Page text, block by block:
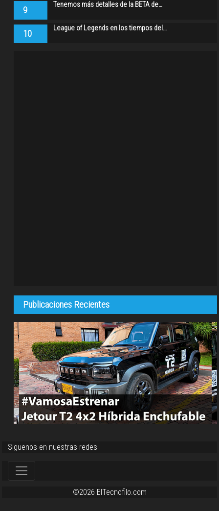
9 Tenemos más detalles de la BETA de…
10 League of Legends en los tiempos del…
Publicaciones Recientes
Siguenos en nuestras redes
©2026 ElTecnofilo.com